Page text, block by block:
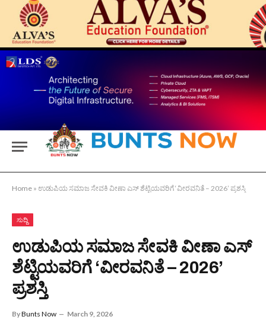
Home » ಉಡುಪಿಯ ಸಮಾಜ ಸೇವಕಿ ವೀಣಾ ಎಸ್ ಶೆಟ್ಟಿಯವರಿಗೆ ‘ವೀರವನಿತೆ – 2026’ ಪ್ರಶಸ್ತಿ
ಸುದ್ದಿ
ಉಡುಪಿಯ ಸಮಾಜ ಸೇವಕಿ ವೀಣಾ ಎಸ್
ಶೆಟ್ಟಿಯವರಿಗೆ ‘ವೀರವನಿತೆ – 2026’
ಪ್ರಶಸ್ತಿ
ByBunts Now March 9, 2026